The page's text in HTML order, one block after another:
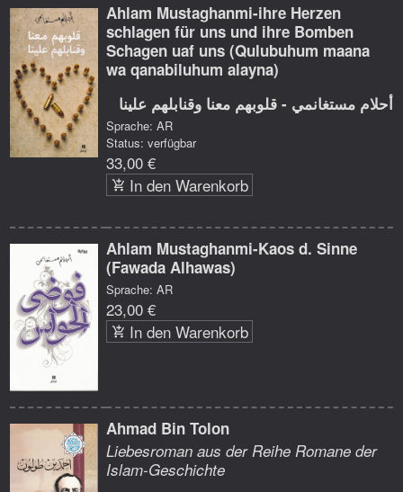
Ahlam Mustaghanmi-ihre Herzen
schlagen für uns und ihre Bomben
Schagen uaf uns (Qulubuhum maana
wa qanabiluhum alayna)
أحلام مستغانمي - قلوبهم معنا وقنابلهم علينا
Sprache: AR
Status: verfügbar
33,00 €
In den Warenkorb
Ahlam Mustaghanmi-Kaos d. Sinne
(Fawada Alhawas)
Sprache: AR
23,00 €
In den Warenkorb
Ahmad Bin Tolon
Liebesroman aus der Reihe Romane der
Islam-Geschichte